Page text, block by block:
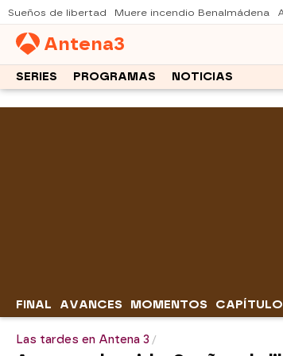
Sueños de libertad Muere incendio Benalmádena
Antena3
SERIES PROGRAMAS NOTICIAS
FINAL AVANCES MOMENTOS
Las tardes en Antena 3